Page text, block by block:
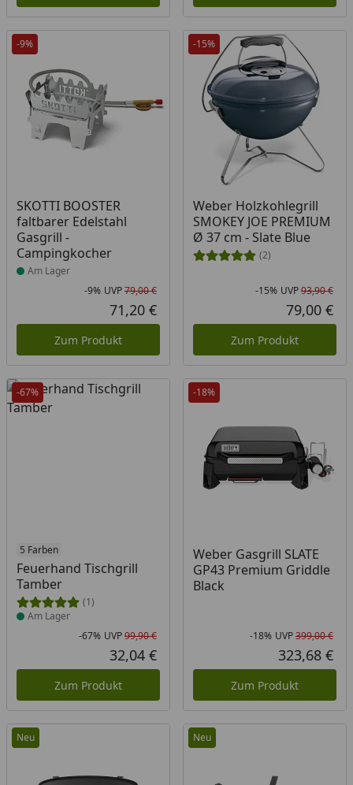
-9%
SKOTTI BOOSTER
faltbarer Edelstahl
Gasgrill -
Campingkocher
Produkt am Lager
Am Lager
Rabatt in Prozent
-9%
Ursprünglicher Preis
UVP79,00 €
Aktueller Preis
71,20 €
Zum Produkt
-15%
Weber Holzkohlegrill
SMOKEY JOE PREMIUM
Ø 37 cm - Slate Blue
(2)
-15% UVP93,90 €
79,00 €
Zum Produkt
-67%
5 Farben
Feuerhand Tischgrill
Tamber
(1)
Produkt am Lager
Am Lager
Rabatt in Prozent
-67%
Ursprünglicher Preis
UVP99,90 €
Aktueller Preis
32,04 €
Zum Produkt
-18%
Weber Gasgrill SLATE
GP43 Premium Griddle
Black
-18% UVP399,00 €
323,68 €
Zum Produkt
Neu Neu